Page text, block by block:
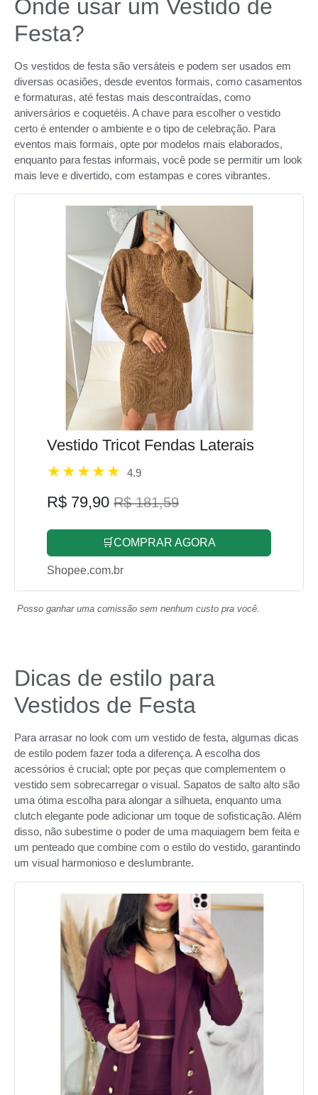
Onde usar um Vestido de
Festa?
Os vestidos de festa são versáteis e podem ser usados em
diversas ocasiões, desde eventos formais, como casamentos
e formaturas, até festas mais descontraídas, como
aniversários e coquetéis. A chave para escolher o vestido
certo é entender o ambiente e o tipo de celebração. Para
eventos mais formais, opte por modelos mais elaborados,
enquanto para festas informais, você pode se permitir um look
mais leve e divertido, com estampas e cores vibrantes.
Vestido Tricot Fendas Laterais
4.9
R$ 79,90 R$ 181,59
🛒COMPRAR AGORA
Shopee.com.br
Posso ganhar uma comissão sem nenhum custo pra você.
Dicas de estilo para
Vestidos de Festa
Para arrasar no look com um vestido de festa, algumas dicas
de estilo podem fazer toda a diferença. A escolha dos
acessórios é crucial; opte por peças que complementem o
vestido sem sobrecarregar o visual. Sapatos de salto alto são
uma ótima escolha para alongar a silhueta, enquanto uma
clutch elegante pode adicionar um toque de sofisticação. Além
disso, não subestime o poder de uma maquiagem bem feita e
um penteado que combine com o estilo do vestido, garantindo
um visual harmonioso e deslumbrante.